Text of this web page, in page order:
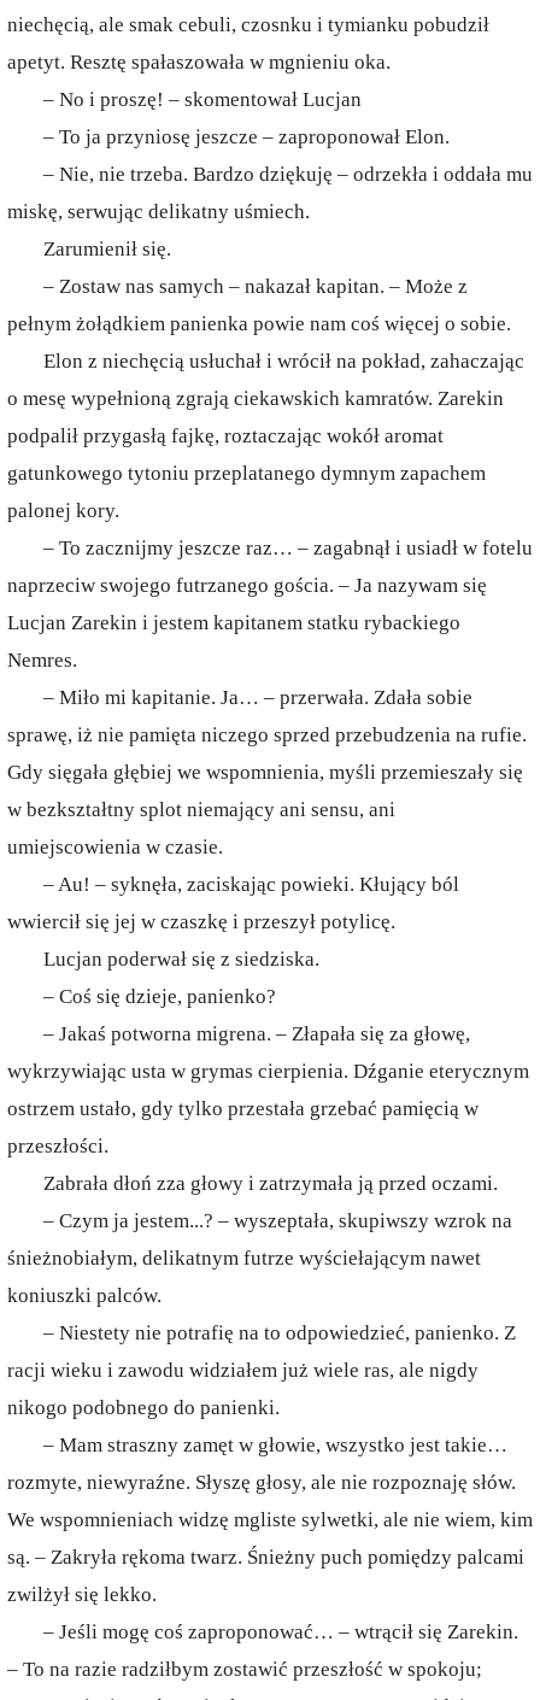
niechęcią, ale smak cebuli, czosnku i tymianku pobudził
apetyt. Resztę spałaszowała w mgnieniu oka.
– No i proszę! – skomentował Lucjan
– To ja przyniosę jeszcze – zaproponował Elon.
– Nie, nie trzeba. Bardzo dziękuję – odrzekła i oddała mu
miskę, serwując delikatny uśmiech.
Zarumienił się.
– Zostaw nas samych – nakazał kapitan. – Może z
pełnym żołądkiem panienka powie nam coś więcej o sobie.
Elon z niechęcią usłuchał i wrócił na pokład, zahaczając
o mesę wypełnioną zgrają ciekawskich kamratów. Zarekin
podpalił przygasłą fajkę, roztaczając wokół aromat
gatunkowego tytoniu przeplatanego dymnym zapachem
palonej kory.
– To zacznijmy jeszcze raz… – zagabnął i usiadł w fotelu
naprzeciw swojego futrzanego gościa. – Ja nazywam się
Lucjan Zarekin i jestem kapitanem statku rybackiego
Nemres.
– Miło mi kapitanie. Ja… – przerwała. Zdała sobie
sprawę, iż nie pamięta niczego sprzed przebudzenia na rufie.
Gdy sięgała głębiej we wspomnienia, myśli przemieszały się
w bezkształtny splot niemający ani sensu, ani
umiejscowienia w czasie.
– Au! – syknęła, zaciskając powieki. Kłujący ból
wwiercił się jej w czaszkę i przeszył potylicę.
Lucjan poderwał się z siedziska.
– Coś się dzieje, panienko?
– Jakaś potworna migrena. – Złapała się za głowę,
wykrzywiając usta w grymas cierpienia. Dźganie eterycznym
ostrzem ustało, gdy tylko przestała grzebać pamięcią w
przeszłości.
Zabrała dłoń zza głowy i zatrzymała ją przed oczami.
– Czym ja jestem...? – wyszeptała, skupiwszy wzrok na
śnieżnobiałym, delikatnym futrze wyściełającym nawet
koniuszki palców.
– Niestety nie potrafię na to odpowiedzieć, panienko. Z
racji wieku i zawodu widziałem już wiele ras, ale nigdy
nikogo podobnego do panienki.
– Mam straszny zamęt w głowie, wszystko jest takie…
rozmyte, niewyraźne. Słyszę głosy, ale nie rozpoznaję słów.
We wspomnieniach widzę mgliste sylwetki, ale nie wiem, kim
są. – Zakryła rękoma twarz. Śnieżny puch pomiędzy palcami
zwilżył się lekko.
– Jeśli mogę coś zaproponować… – wtrącił się Zarekin.
– To na razie radziłbym zostawić przeszłość w spokoju;